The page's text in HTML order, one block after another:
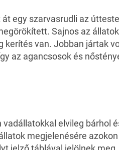
egy szarvasrudli az
Sajnos az
kerítés van. Jobban jártak
az agancsosok és
elvileg bárhol
megjelenésére